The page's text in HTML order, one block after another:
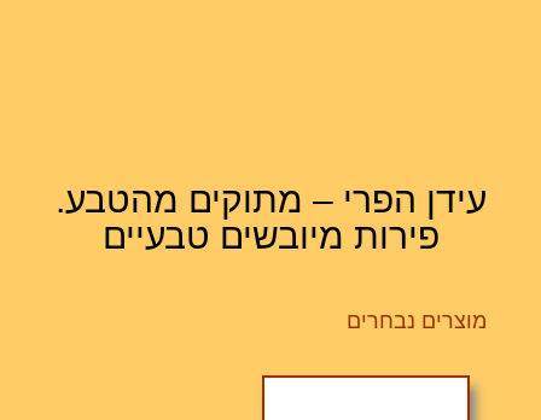
עידן הפרי – מתוקים מהטבע.
פירות מיובשים טבעיים
מוצרים נבחרים